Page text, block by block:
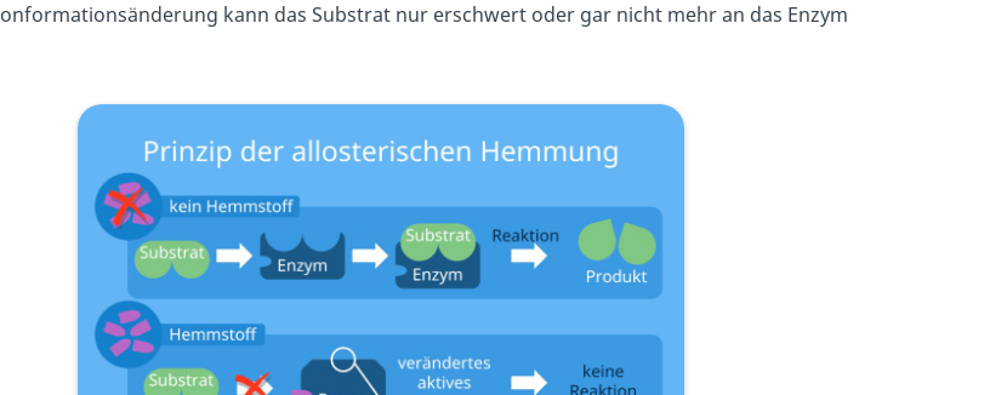
kann das Substrat nur erschwert oder gar nicht mehr an das Enzym